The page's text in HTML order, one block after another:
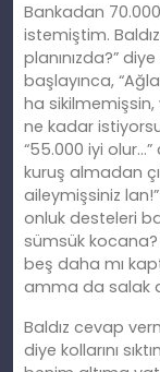
Bankadan
istemiştim.
planınızda?”
başlayınca,
ha sikilmemişsin,
ne kadar
“55.000 iyi
kuruş almadan
aileymişsiniz
onluk desteleri
sümsük
beş daha mı
amma da salak
Baldız cevap
diye kollarını